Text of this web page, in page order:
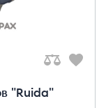
"Ruida"